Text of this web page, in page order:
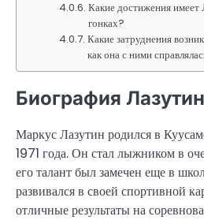
Какие достижения
гонках?
Какие затруднения
как она с ними
Биография
Маркус Лазутин родился в
1971 года. Он стал лыжником в
его талант был замечен еще в
развивался в своей спортивной
отличные результаты на